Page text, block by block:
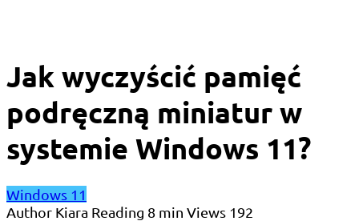
Jak wyczyścić pamięć
podręczną miniatur w
systemie Windows 11?
Windows 11
Author Kiara Reading 8 min Views 192